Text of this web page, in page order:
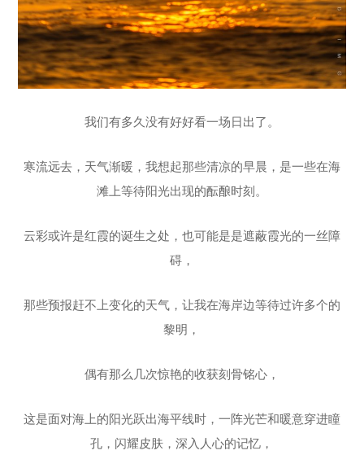
我们有多久没有好好看一场日出了。
寒流远去，天气渐暖，我想起那些清凉的早晨，是一些在海
滩上等待阳光出现的酝酿时刻。
云彩或许是红霞的诞生之处，也可能是是遮蔽霞光的一丝障
碍，
那些预报赶不上变化的天气，让我在海岸边等待过许多个的
黎明，
偶有那么几次惊艳的收获刻骨铭心，
这是面对海上的阳光跃出海平线时，一阵光芒和暖意穿进瞳
孔，闪耀皮肤，深入人心的记忆，